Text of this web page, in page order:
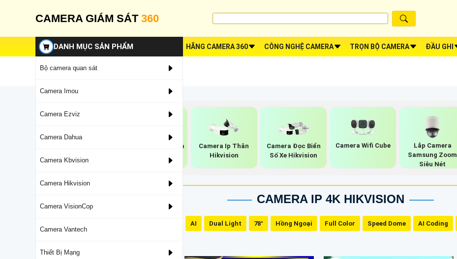
CAMERA GIÁM SÁT 360
DANH MỤC SẢN PHẨM
Bộ camera quan sát
Camera Imou
Camera Ezviz
Camera Dahua
Camera Kbvision
Camera Hikvision
Camera VisionCop
Camera Vantech
Thiết Bị Mạng
HÃNG CAMERA 360 CÔNG NGHỆ CAMERA TRỌN BỘ CAMERA ĐẦU GHI
Camera Imou Nhụa
Camera Ip Thân
Hikvision
Camera Đọc Biển
Số Xe Hikvision
Camera Wifi Cube
Lắp Camera
Samsung Zoom
Siêu Nét
CAMERA IP 4K HIKVISION
AI Dual Light 78° Hồng Ngoại Full Color Speed Dome AI Coding